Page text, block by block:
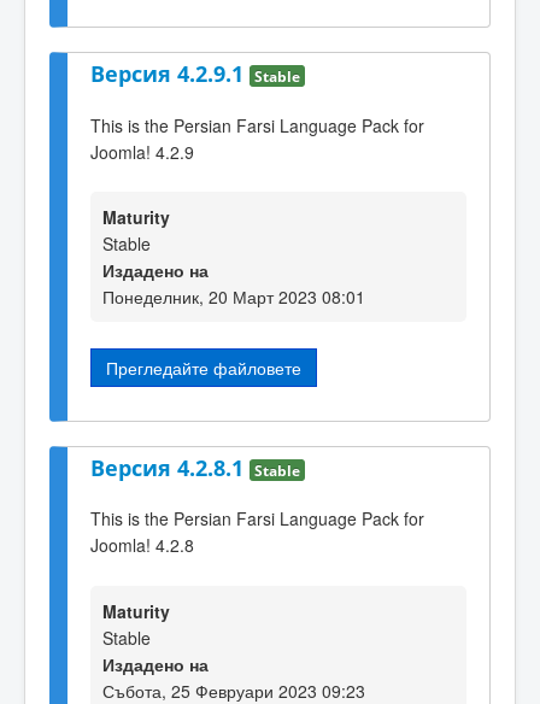
Версия 4.2.9.1 Stable
This is the Persian Farsi Language Pack for
Joomla! 4.2.9
Maturity
Stable
Издадено на
Понеделник, 20 Март 2023 08:01
Прегледайте файловете
Версия 4.2.8.1 Stable
This is the Persian Farsi Language Pack for
Joomla! 4.2.8
Maturity
Stable
Издадено на
Събота, 25 Февруари 2023 09:23